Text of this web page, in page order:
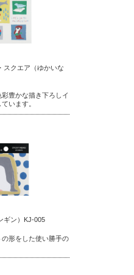
スクエア（ゆかいな
豊かな描き下ろしイ
います。
ギン）KJ-005
形をした使い勝手の